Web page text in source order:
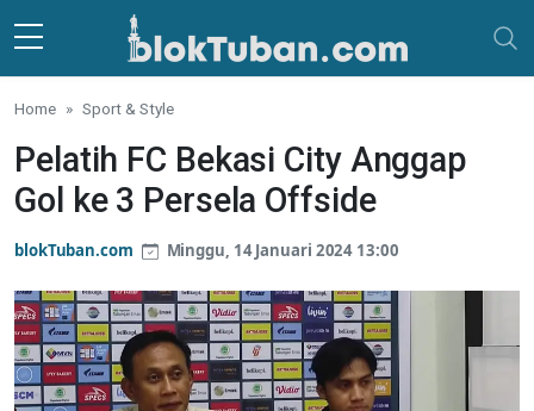
Skip to main content
Home Sport & Style
Pelatih FC Bekasi City Anggap
Gol ke 3 Persela Offside
blokTuban.com Minggu, 14 Januari 2024 13:00